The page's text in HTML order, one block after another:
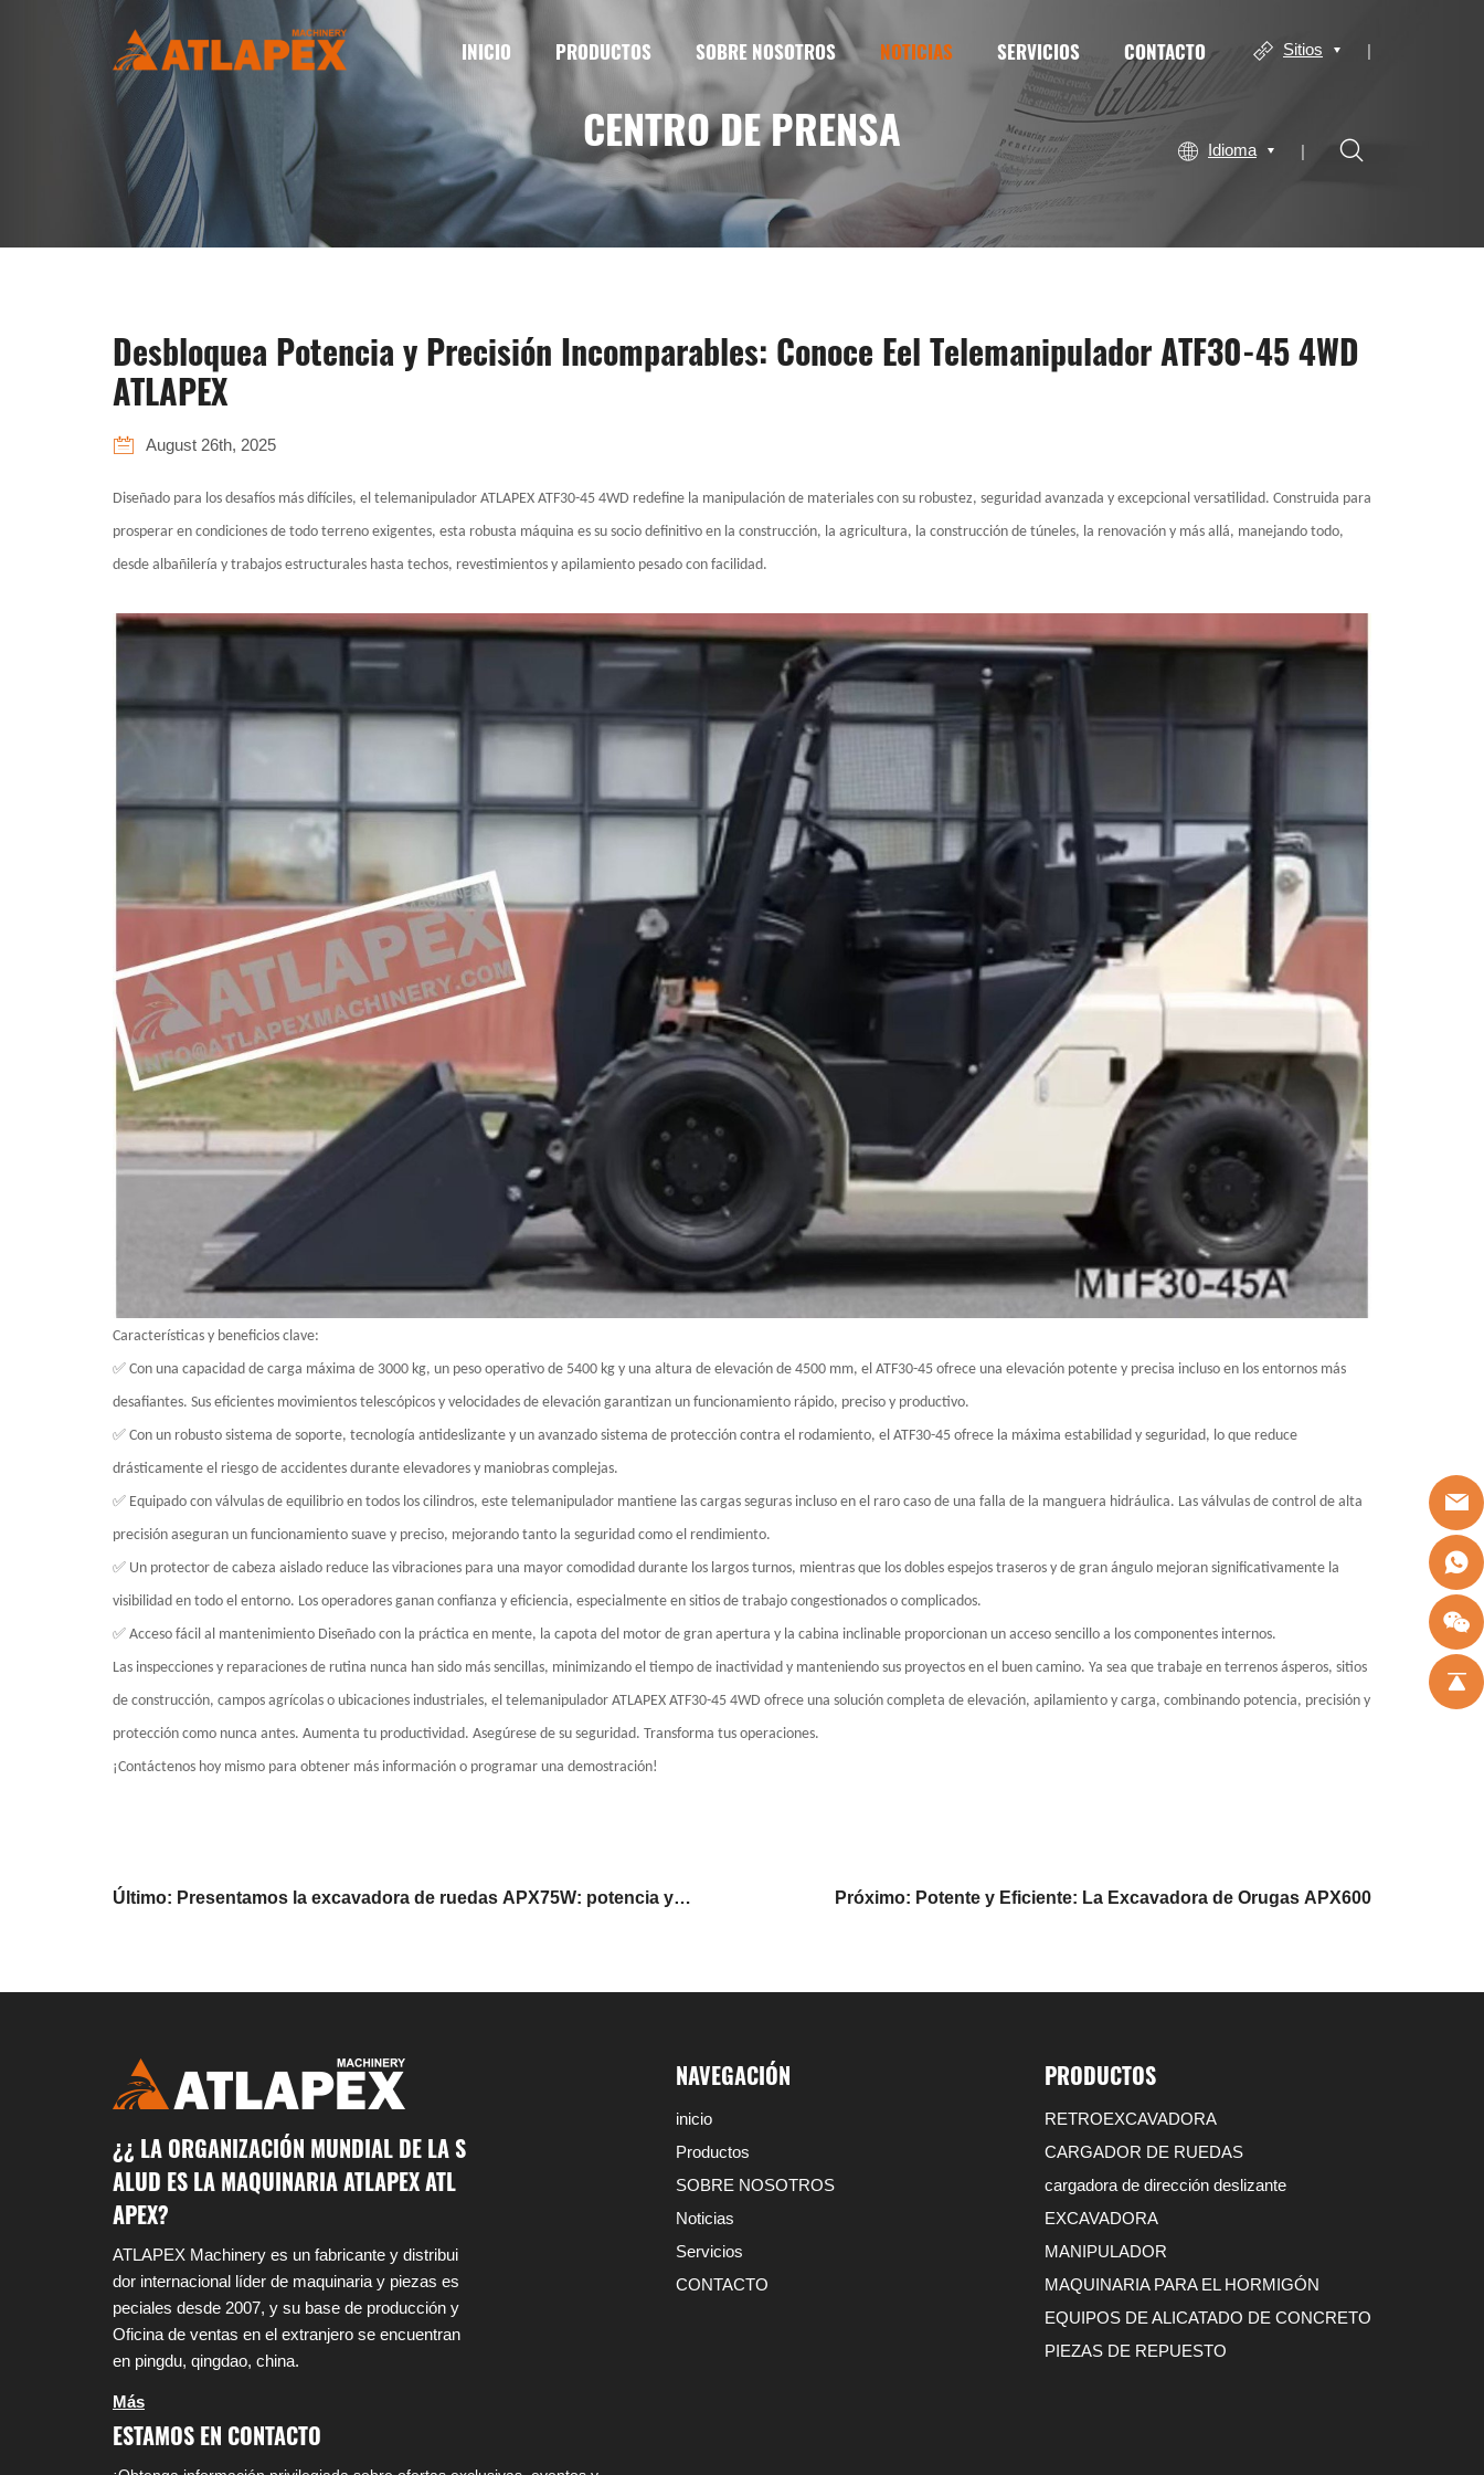
INICIO PRODUCTOS SOBRE NOSOTROS NOTICIAS SERVICIOS CONTACTO Sitios
Idioma
CENTRO DE PRENSA
Desbloquea Potencia y Precisión Incomparables: Conoce Eel Telemanipulador ATF30-45 4WD
ATLAPEX
August 26th, 2025
Diseñado para los desafíos más difíciles, el telemanipulador ATLAPEX ATF30-45 4WD redefine la manipulación de materiales con su robustez, seguridad avanzada y excepcional versatilidad. Construida para
prosperar en condiciones de todo terreno exigentes, esta robusta máquina es su socio definitivo en la construcción, la agricultura, la construcción de túneles, la renovación y más allá, manejando todo,
desde albañilería y trabajos estructurales hasta techos, revestimientos y apilamiento pesado con facilidad.
Características y beneficios clave:
✅ Con una capacidad de carga máxima de 3000 kg, un peso operativo de 5400 kg y una altura de elevación de 4500 mm, el ATF30-45 ofrece una elevación potente y precisa incluso en los entornos más
desafiantes. Sus eficientes movimientos telescópicos y velocidades de elevación garantizan un funcionamiento rápido, preciso y productivo.
✅ Con un robusto sistema de soporte, tecnología antideslizante y un avanzado sistema de protección contra el rodamiento, el ATF30-45 ofrece la máxima estabilidad y seguridad, lo que reduce
drásticamente el riesgo de accidentes durante elevadores y maniobras complejas.
✅ Equipado con válvulas de equilibrio en todos los cilindros, este telemanipulador mantiene las cargas seguras incluso en el raro caso de una falla de la manguera hidráulica. Las válvulas de control de alta
precisión aseguran un funcionamiento suave y preciso, mejorando tanto la seguridad como el rendimiento.
✅ Un protector de cabeza aislado reduce las vibraciones para una mayor comodidad durante los largos turnos, mientras que los dobles espejos traseros y de gran ángulo mejoran significativamente la
visibilidad en todo el entorno. Los operadores ganan confianza y eficiencia, especialmente en sitios de trabajo congestionados o complicados.
✅ Acceso fácil al mantenimiento Diseñado con la práctica en mente, la capota del motor de gran apertura y la cabina inclinable proporcionan un acceso sencillo a los componentes internos.
Las inspecciones y reparaciones de rutina nunca han sido más sencillas, minimizando el tiempo de inactividad y manteniendo sus proyectos en el buen camino. Ya sea que trabaje en terrenos ásperos, sitios
de construcción, campos agrícolas o ubicaciones industriales, el telemanipulador ATLAPEX ATF30-45 4WD ofrece una solución completa de elevación, apilamiento y carga, combinando potencia, precisión y
protección como nunca antes. Aumenta tu productividad. Asegúrese de su seguridad. Transforma tus operaciones.
¡Contáctenos hoy mismo para obtener más información o programar una demostración!
Último: Presentamos la excavadora de ruedas APX75W: potencia y
Próximo: Potente y Eficiente: La Excavadora de Orugas APX600
¿¿ LA ORGANIZACIÓN MUNDIAL DE LA S
ALUD ES LA MAQUINARIA ATLAPEX ATL
APEX?
ATLAPEX Machinery es un fabricante y distribui
dor internacional líder de maquinaria y piezas es
peciales desde 2007, y su base de producción y
Oficina de ventas en el extranjero se encuentran
en pingdu, qingdao, china.
Más
NAVEGACIÓN
inicio
Productos
SOBRE NOSOTROS
Noticias
Servicios
CONTACTO
PRODUCTOS
RETROEXCAVADORA
CARGADOR DE RUEDAS
cargadora de dirección deslizante
EXCAVADORA
MANIPULADOR
MAQUINARIA PARA EL HORMIGÓN
EQUIPOS DE ALICATADO DE CONCRETO
PIEZAS DE REPUESTO
ESTAMOS EN CONTACTO